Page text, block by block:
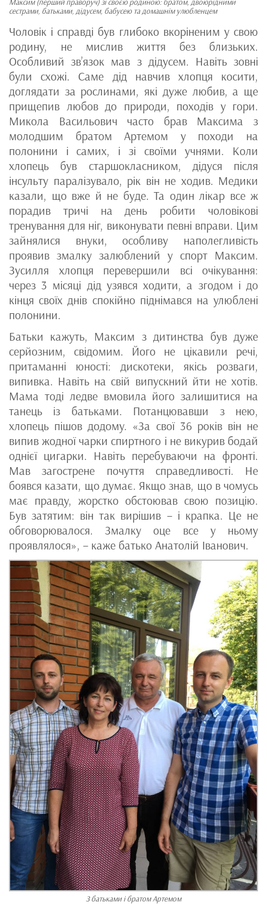
Максим (перший праворуч) зі своєю родиною: братом, двоюрідними
сестрами, батьками, дідусем, бабусею та домашнім улюбленцем
Чоловік і справді був глибоко вкоріненим у свою
родину, не мислив життя без близьких.
Особливий зв’язок мав з дідусем. Навіть зовні
були схожі. Саме дід навчив хлопця косити,
доглядати за рослинами, які дуже любив, а ще
прищепив любов до природи, походів у гори.
Микола Васильович часто брав Максима з
молодшим братом Артемом у походи на
полонини і самих, і зі своїми учнями. Коли
хлопець був старшокласником, дідуся після
інсульту паралізувало, рік він не ходив. Медики
казали, що вже й не буде. Та один лікар все ж
порадив тричі на день робити чоловікові
тренування для ніг, виконувати певні вправи. Цим
зайнялися внуки, особливу наполегливість
проявив змалку залюблений у спорт Максим.
Зусилля хлопця перевершили всі очікування:
через 3 місяці дід узявся ходити, а згодом і до
кінця своїх днів спокійно піднімався на улюблені
полонини.
Батьки кажуть, Максим з дитинства був дуже
серйозним, свідомим. Його не цікавили речі,
притаманні юності: дискотеки, якісь розваги,
випивка. Навіть на свій випускний йти не хотів.
Мама тоді ледве вмовила його залишитися на
танець із батьками. Потанцювавши з нею,
хлопець пішов додому. «За свої 36 років він не
випив жодної чарки спиртного і не викурив бодай
однієї цигарки. Навіть перебуваючи на фронті.
Мав загострене почуття справедливості. Не
боявся казати, що думає. Якщо знав, що в чомусь
має правду, жорстко обстоював свою позицію.
Був затятим: він так вирішив – і крапка. Це не
обговорювалося. Змалку оце все у ньому
проявлялося», – каже батько Анатолій Іванович.
З батьками і братом Артемом